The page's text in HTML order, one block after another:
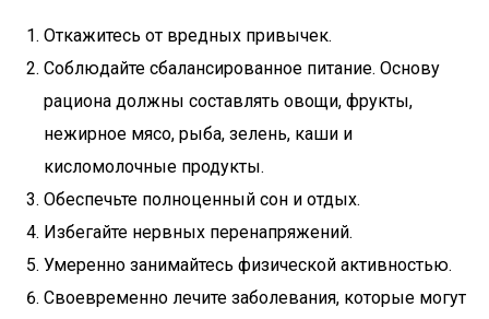
Откажитесь от вредных привычек.
Соблюдайте сбалансированное питание. Основу
рациона должны составлять овощи, фрукты,
нежирное мясо, рыба, зелень, каши и
кисломолочные продукты.
Обеспечьте полноценный сон и отдых.
Избегайте нервных перенапряжений.
Умеренно занимайтесь физической активностью.
Своевременно лечите заболевания, которые могут